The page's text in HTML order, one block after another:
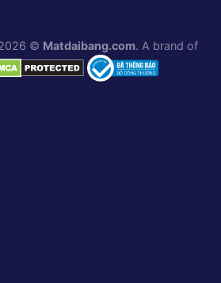
© Matdaibang.com. A brand of